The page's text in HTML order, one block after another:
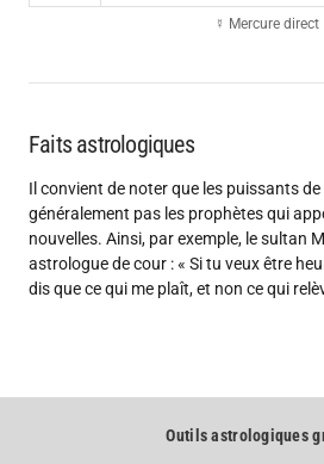
☿ Mercure direct
Faits astrologiques
Il convient de noter que les puissants
généralement pas les prophètes qui
nouvelles. Ainsi, par exemple, le sultan
astrologue de cour : « Si tu veux être
dis que ce qui me plaît, et non ce qui
Outils astrologiques